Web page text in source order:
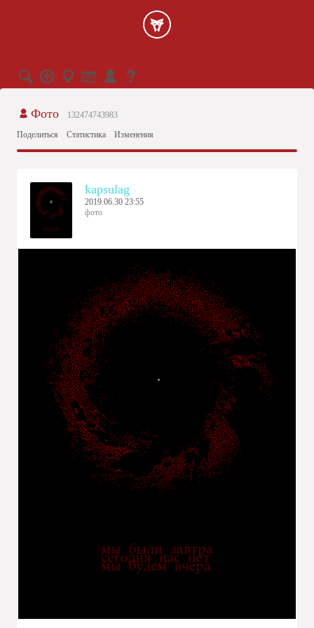
Фото
132474743983
Поделиться
Статистика Изменения
kapsulag
2019.06.30 23:55
фото